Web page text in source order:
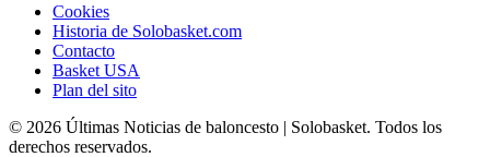
Cookies
Historia de Solobasket.com
Contacto
Basket USA
Plan del sito
© 2026 Últimas Noticias de baloncesto | Solobasket. Todos los
derechos reservados.